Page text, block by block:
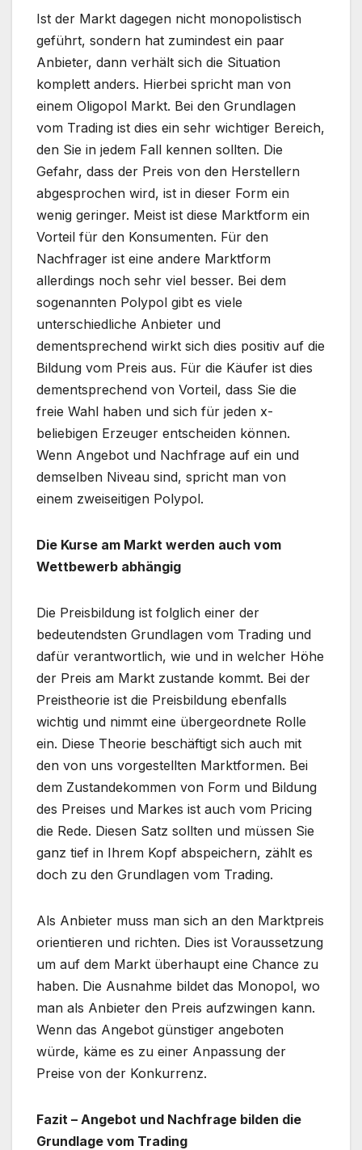
Ist der Markt dagegen nicht monopolistisch
geführt, sondern hat zumindest ein paar
Anbieter, dann verhält sich die Situation
komplett anders. Hierbei spricht man von
einem Oligopol Markt. Bei den Grundlagen
vom Trading ist dies ein sehr wichtiger Bereich,
den Sie in jedem Fall kennen sollten. Die
Gefahr, dass der Preis von den Herstellern
abgesprochen wird, ist in dieser Form ein
wenig geringer. Meist ist diese Marktform ein
Vorteil für den Konsumenten. Für den
Nachfrager ist eine andere Marktform
allerdings noch sehr viel besser. Bei dem
sogenannten Polypol gibt es viele
unterschiedliche Anbieter und
dementsprechend wirkt sich dies positiv auf die
Bildung vom Preis aus. Für die Käufer ist dies
dementsprechend von Vorteil, dass Sie die
freie Wahl haben und sich für jeden x-
beliebigen Erzeuger entscheiden können.
Wenn Angebot und Nachfrage auf ein und
demselben Niveau sind, spricht man von
einem zweiseitigen Polypol.
Die Kurse am Markt werden auch vom
Wettbewerb abhängig
Die Preisbildung ist folglich einer der
bedeutendsten Grundlagen vom Trading und
dafür verantwortlich, wie und in welcher Höhe
der Preis am Markt zustande kommt. Bei der
Preistheorie ist die Preisbildung ebenfalls
wichtig und nimmt eine übergeordnete Rolle
ein. Diese Theorie beschäftigt sich auch mit
den von uns vorgestellten Marktformen. Bei
dem Zustandekommen von Form und Bildung
des Preises und Markes ist auch vom Pricing
die Rede. Diesen Satz sollten und müssen Sie
ganz tief in Ihrem Kopf abspeichern, zählt es
doch zu den Grundlagen vom Trading.
Als Anbieter muss man sich an den Marktpreis
orientieren und richten. Dies ist Voraussetzung
um auf dem Markt überhaupt eine Chance zu
haben. Die Ausnahme bildet das Monopol, wo
man als Anbieter den Preis aufzwingen kann.
Wenn das Angebot günstiger angeboten
würde, käme es zu einer Anpassung der
Preise von der Konkurrenz.
Fazit – Angebot und Nachfrage bilden die
Grundlage vom Trading